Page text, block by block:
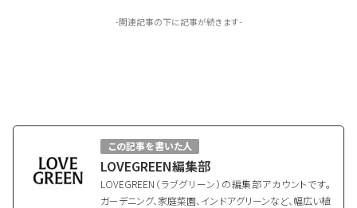
-関連記事の下に記事が続きます-
この記事を書いた人
LOVEGREEN編集部
LOVEGREEN（ラブグリーン）の編集部アカウントです。
ガーデニング、家庭菜園、インドアグリーンなど、幅広い植